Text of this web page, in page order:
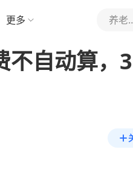
更多 养
不自动算，